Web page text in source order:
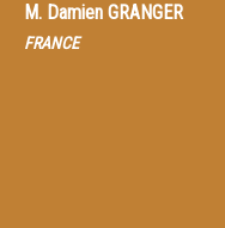
M. Damien GRANGER
FRANCE